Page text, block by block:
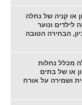
או קניה של נחלה
לילדים ונוער
הבחירה הטובה
מכלל נחלות
או של בתים
ושמירה על אורח